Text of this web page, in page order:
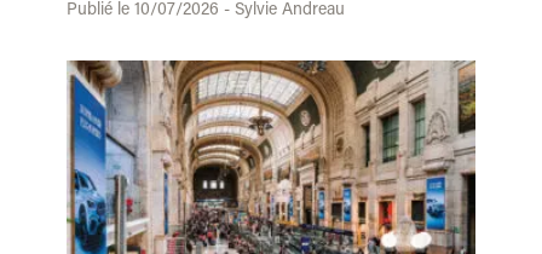
Publié le 10/07/2026 - Sylvie Andreau